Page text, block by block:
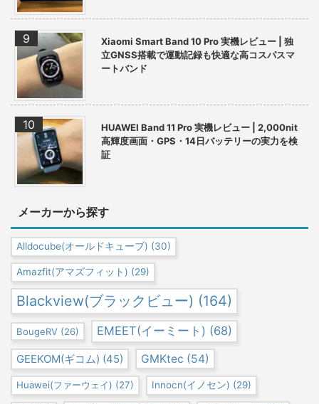
Xiaomi Smart Band 10 Pro 実機レビュー | 独
立GNSS搭載で運動記録も快適な高コスパスマ
ートバンド
HUAWEI Band 11 Pro 実機レビュー | 2,000nit
高輝度画面・GPS・14日バッテリーの実力を検
証
メーカーから探す
Alldocube(オールドキューブ) (30)
Amazfit(アマズフィット) (29)
Blackview(ブラックビュー) (164)
BougeRV (26) EMEET(イーミート) (68)
GEEKOM(ギコム) (45) GMKtec (54)
Huawei(ファーウェイ) (27) Innocn(イノセン) (29)